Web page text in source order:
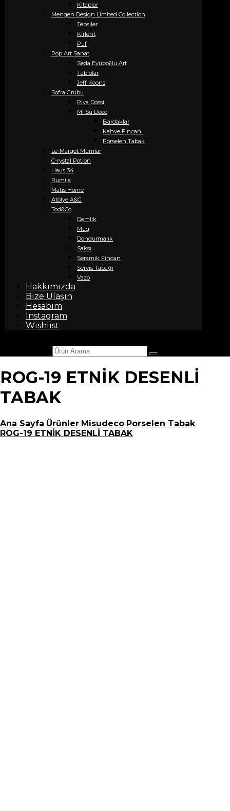
Kitaplar
Mengen Design Limited Collection
Tepsiler
Kırlent
Puf
Pop Art Sanat
Seda Eyüboğlu Art
Tablolar
Jeff Koons
Sofra Grubu
Riva Dossi
Mi Su Deco
Bardaklar
Kahve Fincanı
Porselen Tabak
Le-Margot Mumlar
C-rystal Potion
Haus 34
Rumija
Matis Home
Atölye A&G
Tod&Co
Demlik
Mug
Dondurmalık
Saksı
Seramik Fincan
Servis Tabağı
Vazo
Hakkımızda
Bize Ulaşın
Hesabım
Instagram
Wishlist
ROG-19 ETNİK DESENLİ
TABAK
Ana Sayfa Ürünler Misudeco Porselen Tabak
ROG-19 ETNİK DESENLİ TABAK